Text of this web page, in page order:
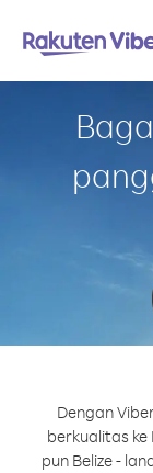
Dengan
berkualitas ke
pun Belize -